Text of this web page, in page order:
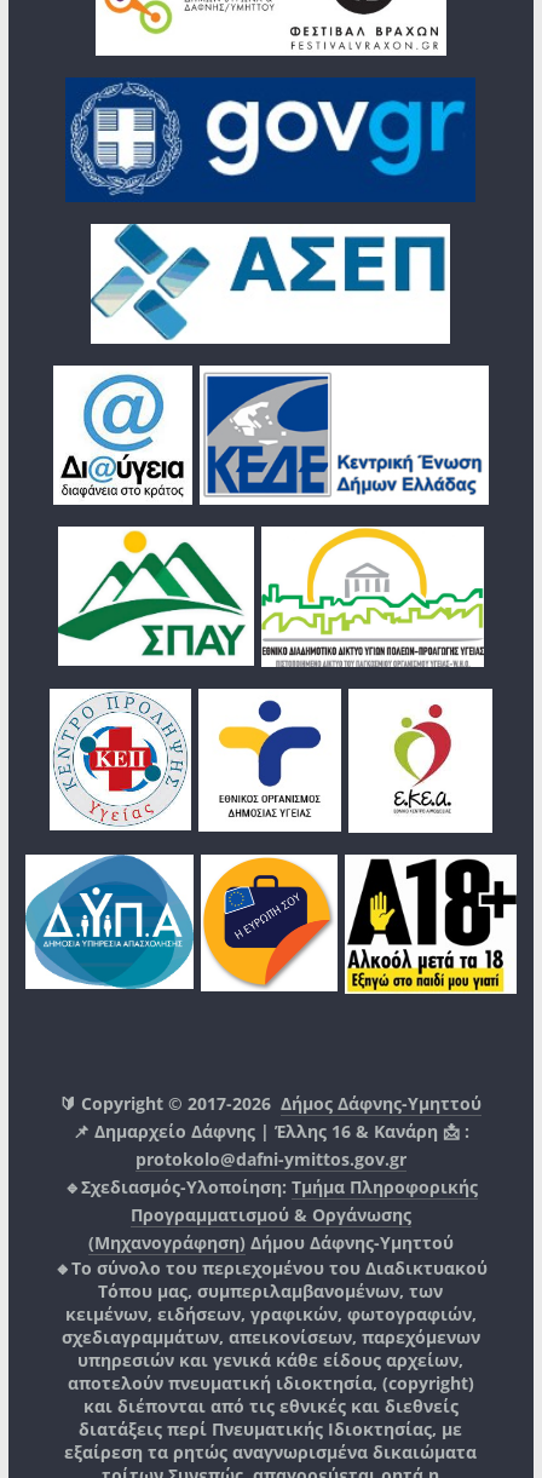
🔰 Copyright © 2017-2026Δήμος Δάφνης-Υμηττού
📌 Δημαρχείο Δάφνης | Έλλης 16 & Κανάρη 📩 :
protokolo@dafni-ymittos.gov.gr
🔹Σχεδιασμός-Υλοποίηση: Τμήμα Πληροφορικής
Προγραμματισμού & Οργάνωσης
(Μηχανογράφηση) Δήμου Δάφνης-Υμηττού
🔸Το σύνολο του περιεχομένου του Διαδικτυακού
Τόπου μας, συμπεριλαμβανομένων, των
κειμένων, ειδήσεων, γραφικών, φωτογραφιών,
σχεδιαγραμμάτων, απεικονίσεων, παρεχόμενων
υπηρεσιών και γενικά κάθε είδους αρχείων,
αποτελούν πνευματική ιδιοκτησία, (copyright)
και διέπονται από τις εθνικές και διεθνείς
διατάξεις περί Πνευματικής Ιδιοκτησίας, με
εξαίρεση τα ρητώς αναγνωρισμένα δικαιώματα